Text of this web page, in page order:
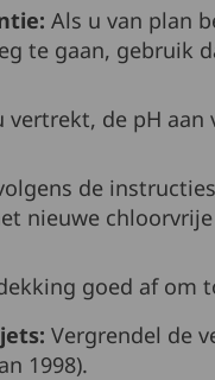
Als u van plan
te gaan, gebruik
vertrekt, de pH aan
de
nieuwe
goed af om
Vergrendel de
1998).